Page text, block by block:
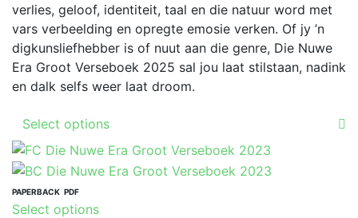
verlies, geloof, identiteit, taal en die natuur word met
vars verbeelding en opregte emosie verken. Of jy ’n
digkunsliefhebber is of nuut aan die genre, Die Nuwe
Era Groot Verseboek 2025 sal jou laat stilstaan, nadink
en dalk selfs weer laat droom.
Select options
has
multiple
PAPERBACK PDF
Select optionsThis